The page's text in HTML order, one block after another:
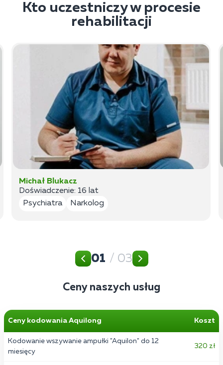
Kto uczestniczy w procesie
rehabilitacji
Michał Blukacz
Doświadczenie: 16 lat
Psychiatra
Narkolog
01 / 03
Ceny naszych usług
Ceny kodowania Aquilong Koszt
Kodowanie wszywanie ampułki "Aquilon" do 12
miesięcy
320 zł